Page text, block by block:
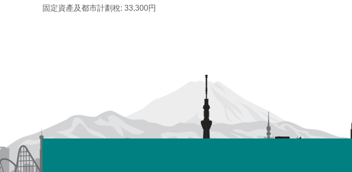
固定資產及都市計劃稅: 33,300円